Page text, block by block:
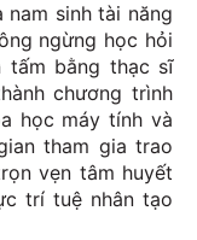
sinh tài năng
ngừng học hỏi
tấm bằng thạc sĩ
chương trình
học máy tính và
tham gia trao
vẹn tâm huyết
trí tuệ nhân tạo